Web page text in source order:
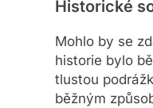
Historické
Mohlo by se
historie bylo
tlustou
běžným